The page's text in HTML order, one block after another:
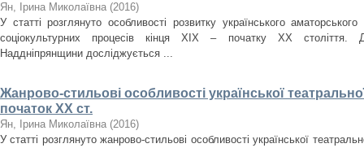
Ян, Ірина Миколаївна (2016)
У статті розглянуто особливості розвитку українського
соціокультурних процесів кінця ХІХ – початку ХХ століття.
Наддніпрянщини досліджується ...
Жанрово-стильові особливості української
початок ХХ ст.
Ян, Ірина Миколаївна (2016)
У статті розглянуто жанрово-стильові особливості української